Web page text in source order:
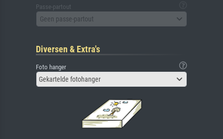
Passe-partout
Geen passe-partout
Diversen & Extra's
Foto hanger
Gekartelde fotohanger